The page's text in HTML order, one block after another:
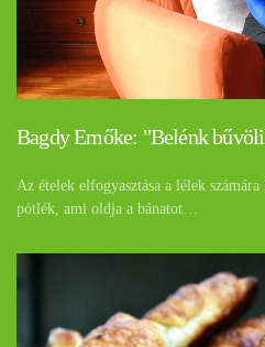
Bagdy Emőke: "Belénk
Az ételek elfogyasztása a lélek
pótlék, ami oldja a bánatot…